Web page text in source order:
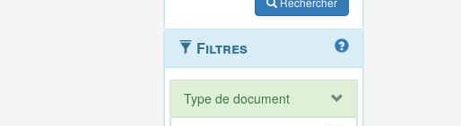
Filtres
Type de document